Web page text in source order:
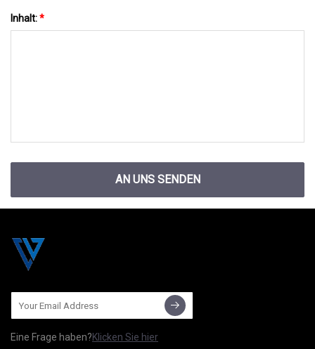
Inhalt:*
AN UNS SENDEN
Eine Frage haben?Klicken Sie hier